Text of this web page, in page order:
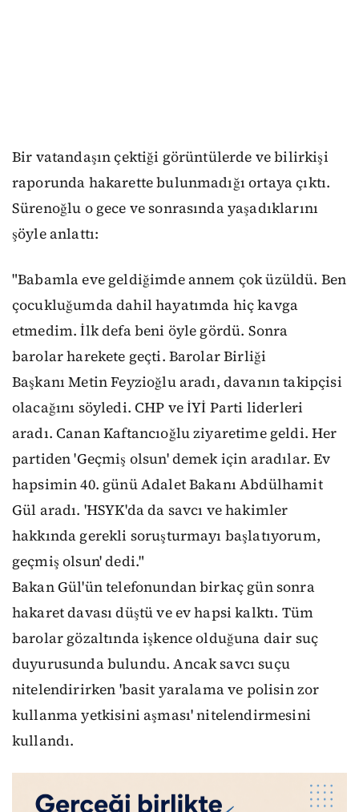
Bir vatandaşın çektiği görüntülerde ve bilirkişi
raporunda hakarette bulunmadığı ortaya çıktı.
Sürenoğlu o gece ve sonrasında yaşadıklarını
şöyle anlattı:
"Babamla eve geldiğimde annem çok üzüldü. Ben
çocukluğumda dahil hayatımda hiç kavga
etmedim. İlk defa beni öyle gördü. Sonra
barolar harekete geçti. Barolar Birliği
Başkanı Metin Feyzioğlu aradı, davanın takipçisi
olacağını söyledi. CHP ve İYİ Parti liderleri
aradı. Canan Kaftancıoğlu ziyaretime geldi. Her
partiden 'Geçmiş olsun' demek için aradılar. Ev
hapsimin 40. günü Adalet Bakanı Abdülhamit
Gül aradı. 'HSYK'da da savcı ve hakimler
hakkında gerekli soruşturmayı başlatıyorum,
geçmiş olsun' dedi."
Bakan Gül'ün telefonundan birkaç gün sonra
hakaret davası düştü ve ev hapsi kalktı. Tüm
barolar gözaltında işkence olduğuna dair suç
duyurusunda bulundu. Ancak savcı suçu
nitelendirirken 'basit yaralama ve polisin zor
kullanma yetkisini aşması' nitelendirmesini
kullandı.